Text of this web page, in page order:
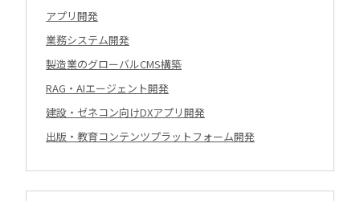
アプリ開発
業務システム開発
製造業のグローバルCMS構築
RAG・AIエージェント開発
建設・ゼネコン向けDXアプリ開発
出版・教育コンテンツプラットフォーム開発